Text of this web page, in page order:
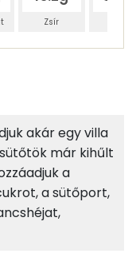
Zsír
14%
Zsír
12 kcal
100
grammban
34%
akár egy villa
már kihűlt
a
a sütőport,